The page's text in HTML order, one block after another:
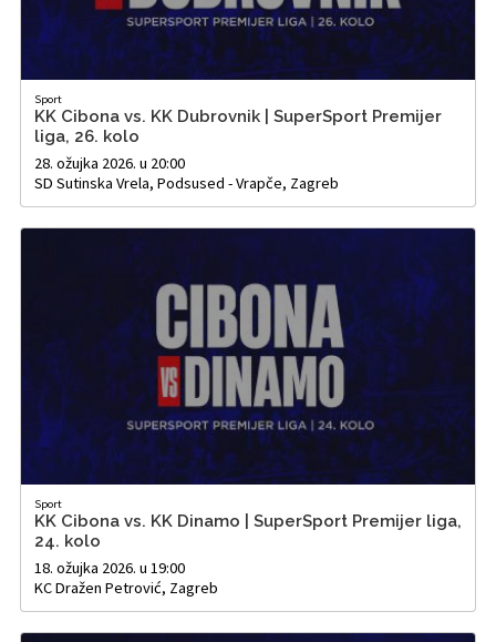
Sport
KK Cibona vs. KK Dubrovnik | SuperSport Premijer
liga, 26. kolo
28. ožujka 2026. u 20:00
SD Sutinska Vrela, Podsused - Vrapče, Zagreb
Sport
KK Cibona vs. KK Dinamo | SuperSport Premijer liga,
24. kolo
18. ožujka 2026. u 19:00
KC Dražen Petrović, Zagreb